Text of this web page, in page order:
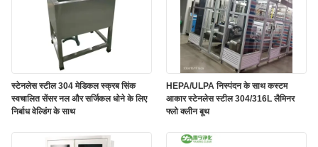
स्टेनलेस स्टील 304 मेडिकल स्क्रब सिंक
स्वचालित सेंसर नल और सर्जिकल धोने के लिए
निर्बाध वेल्डिंग के साथ
HEPA/ULPA निस्पंदन के साथ कस्टम
आकार स्टेनलेस स्टील 304/316L लैमिनर
फ्लो क्लीन बूथ